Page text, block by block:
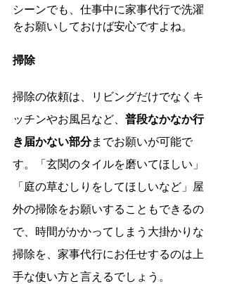
シーンでも、仕事中に家事代行で洗濯
をお願いしておけば安心ですよね。
掃除
掃除の依頼は、リビングだけでなくキ
ッチンやお風呂など、 普段なかなか行
き届かない部分までお願いが可能で
す。「玄関のタイルを磨いてほしい」
「庭の草むしりをしてほしいなど」屋
外の掃除をお願いすることもできるの
で、時間がかかってしまう大掛かりな
掃除を、家事代行にお任せするのは上
手な使い方と言えるでしょう。